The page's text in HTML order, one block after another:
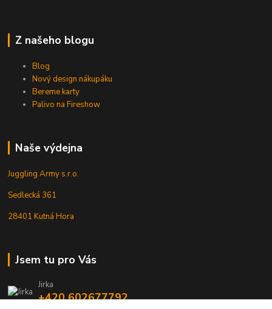
Z našeho blogu
Blog
Nový design nákupáku
Bereme karty
Palivo na Fireshow
Naše výdejna
Juggling Army s.r.o.
Sedlecká 361
28401 Kutná Hora
Jsem tu pro Vás
Jirka
+420 602677792